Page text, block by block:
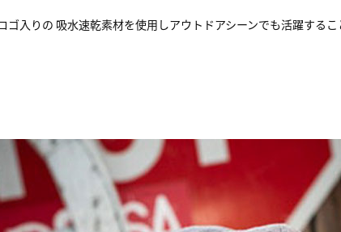
入りの 吸水速乾素材を使用しアウトドアシーンでも活躍するこ